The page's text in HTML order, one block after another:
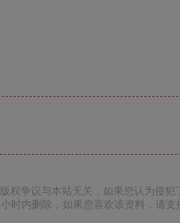
权争议与本站无关，如果您认为侵
时内删除，如果您喜欢该资料，请支